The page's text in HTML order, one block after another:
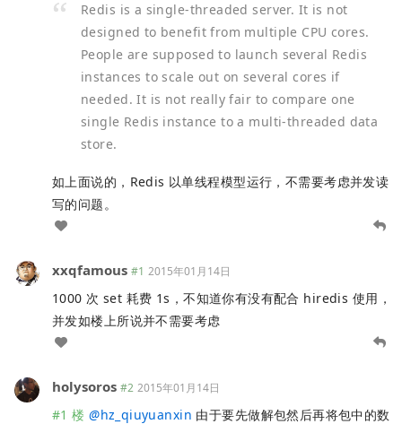
Redis is a single-threaded server. It is not
designed to benefit from multiple CPU cores.
People are supposed to launch several Redis
instances to scale out on several cores if
needed. It is not really fair to compare one
single Redis instance to a multi-threaded data
store.
如上面说的，Redis 以单线程模型运行，不需要考虑并发读
写的问题。
xxqfamous #1 2015年01月14日
1000 次 set 耗费 1s，不知道你有没有配合 hiredis 使用，
并发如楼上所说并不需要考虑
holysoros #2 2015年01月14日
#1 楼 @hz_qiuyuanxin 由于要先做解包然后再将包中的数